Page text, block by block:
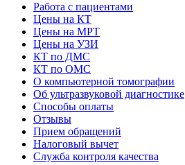
Работа с пациентами
Цены на КТ
Цены на МРТ
Цены на УЗИ
КТ по ДМС
КТ по ОМС
О компьютерной томографии
Об ультразвуковой диагностике
Способы оплаты
Отзывы
Прием обращений
Налоговый вычет
Служба контроля качества